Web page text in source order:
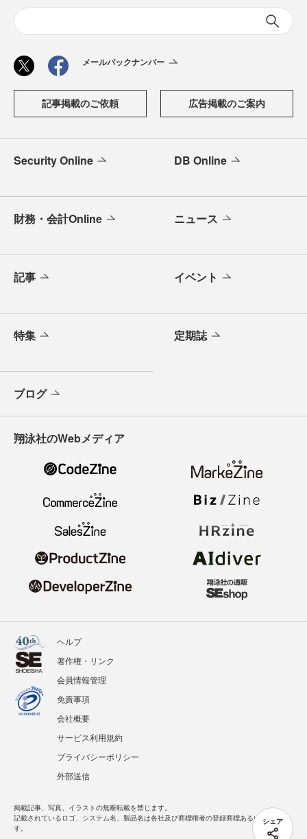
シェア
メールバックナンバー
記事掲載のご依頼 広告掲載のご案内
Security Online DB Online
財務・会計Online ニュース
記事 イベント
特集 定期誌
ブログ
翔泳社のWebメディア
ヘルプ
著作権・リンク
会員情報管理
免責事項
会社概要
サービス利用規約
プライバシーポリシー
外部送信
掲載記事、写真、イラストの無断転載を禁じます。
記載されているロゴ、システム名、製品名は各社及び商標権者の登録商標あるいは商標で
す。